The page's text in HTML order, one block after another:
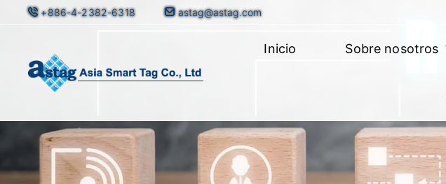
+886-4-2382-6318 astag@astag.com
Inicio Sobre nosotros